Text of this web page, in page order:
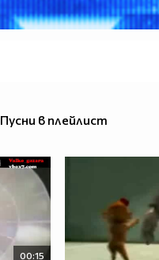
Пусни в плейлист
00:15